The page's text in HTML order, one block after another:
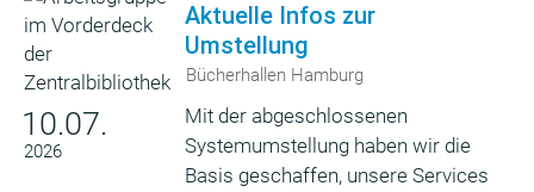
10.07.
2026
Aktuelle Infos zur
Umstellung
Bücherhallen Hamburg
Mit der abgeschlossenen
Systemumstellung haben wir die
Basis geschaffen, unsere Services